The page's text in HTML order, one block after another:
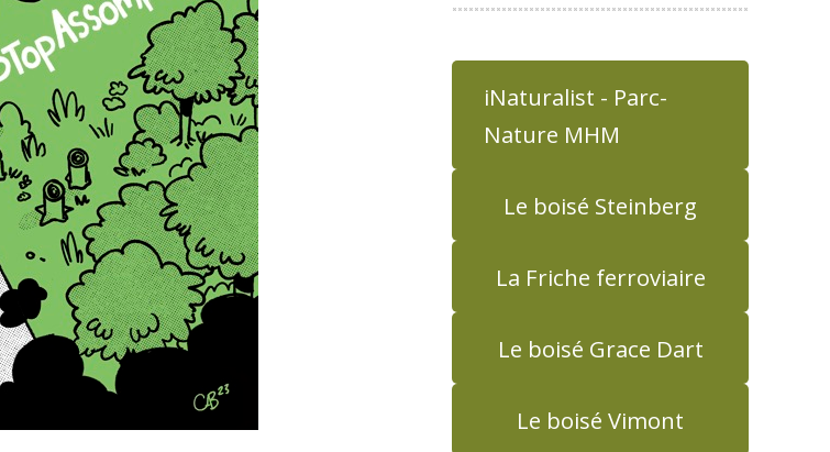
iNaturalist - Parc-
Nature MHM
Le boisé Steinberg
La Friche ferroviaire
Le boisé Grace Dart
Le boisé Vimont